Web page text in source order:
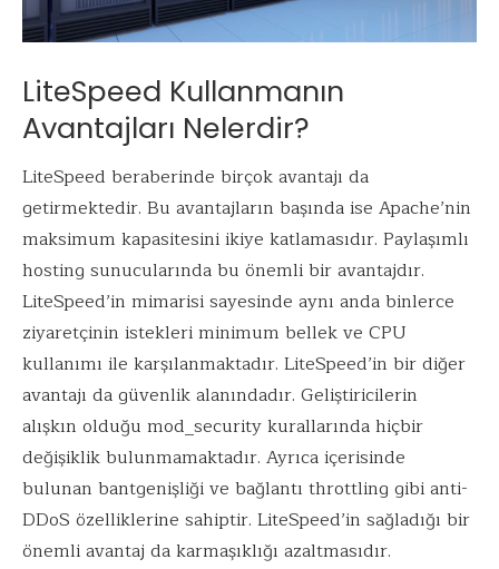
LiteSpeed Kullanmanın
Avantajları Nelerdir?
LiteSpeed beraberinde birçok avantajı da
getirmektedir. Bu avantajların başında ise Apache’nin
maksimum kapasitesini ikiye katlamasıdır. Paylaşımlı
hosting sunucularında bu önemli bir avantajdır.
LiteSpeed’in mimarisi sayesinde aynı anda binlerce
ziyaretçinin istekleri minimum bellek ve CPU
kullanımı ile karşılanmaktadır. LiteSpeed’in bir diğer
avantajı da güvenlik alanındadır. Geliştiricilerin
alışkın olduğu mod_security kurallarında hiçbir
değişiklik bulunmamaktadır. Ayrıca içerisinde
bulunan bantgenişliği ve bağlantı throttling gibi anti-
DDoS özelliklerine sahiptir. LiteSpeed’in sağladığı bir
önemli avantaj da karmaşıklığı azaltmasıdır.